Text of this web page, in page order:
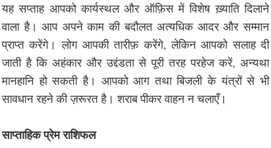
यह सप्ताह आपको कार्यस्थल और ऑफ़िस में विशेष ख़्याति दिलाने
वाला है। आप अपने काम की बदौलत अत्यधिक आदर और सम्मान
प्राप्त करेंगे। लोग आपकी तारीफ़ करेंगे, लेकिन आपको सलाह दी
जाती है कि अहंकार और उद्दंडता से पूरी तरह परहेज करें, अन्यथा
मानहानि हो सकती है। आपको आग तथा बिजली के यंत्रों से भी
सावधान रहने की ज़रूरत है। शराब पीकर वाहन न चलाएँ।
साप्ताहिक प्रेम राशिफल